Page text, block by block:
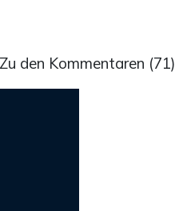
Zu den Kommentaren (71)